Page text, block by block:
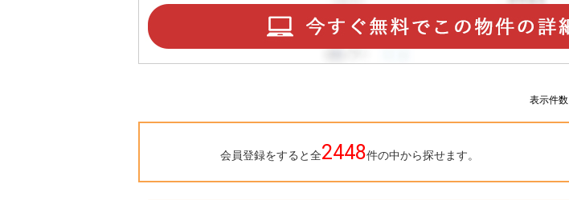
表示件数
会員登録をすると全2448件の中から探せます。